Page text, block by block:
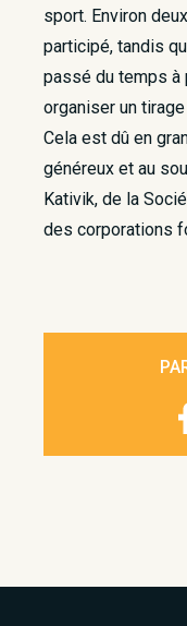
sport. Environ
participé, tandis
passé du temps à
organiser un
Cela est dû en
généreux et au
Kativik, de la
des corporations